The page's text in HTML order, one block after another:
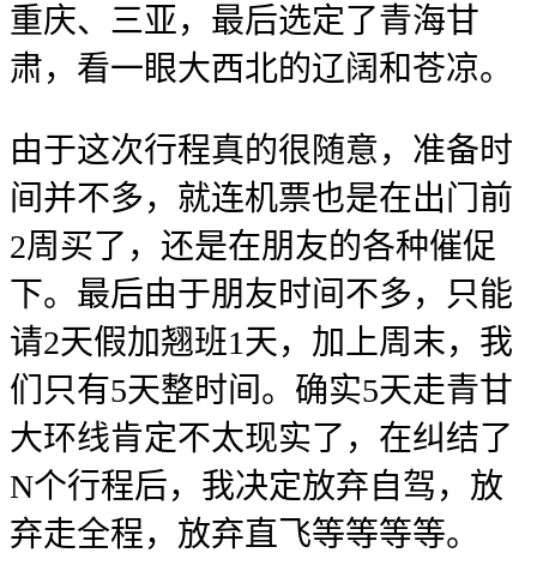
重庆、三亚，最后选定了青海甘
肃，看一眼大西北的辽阔和苍凉。
由于这次行程真的很随意，准备时
间并不多，就连机票也是在出门前
2周买了，还是在朋友的各种催促
下。最后由于朋友时间不多，只能
请2天假加翘班1天，加上周末，我
们只有5天整时间。确实5天走青甘
大环线肯定不太现实了，在纠结了
N个行程后，我决定放弃自驾，放
弃走全程，放弃直飞等等等等。